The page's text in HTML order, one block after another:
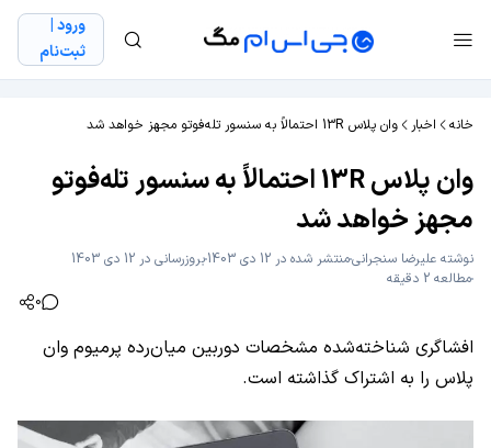
ورود |
ثبت‌نام
خانه اخبار وان پلاس 13R احتمالاً به سنسور تله‌فوتو مجهز خواهد شد
وان پلاس 13R احتمالاً به سنسور تله‌فوتو
مجهز خواهد شد
نوشته علیرضا سنجرانیمنتشر شده در 12 دی 1403
بروزرسانی در 12 دی 1403
مطالعه 2 دقیقه
0
افشاگری شناخته‌شده مشخصات دوربین میان‌رده پرمیوم وان
پلاس را به اشتراک گذاشته است.